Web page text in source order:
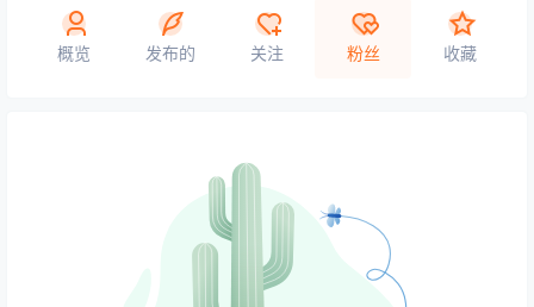
概览 发布的 关注 粉丝 收藏